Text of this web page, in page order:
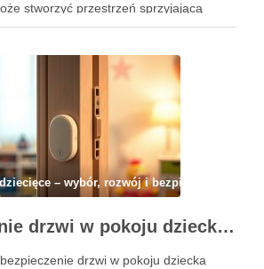
stworzyć przestrzeń sprzyjającą
Właściwy dobór kolorów, mebli oraz
– wybór, rozwój i bezpieczeństwo
Zabezpieczenie drzwi w pokoju dziecka: jak skutecznie chronić przed przytrzaśnięciem i niepożądanym otwarciem
drzwi w pokoju dziecka